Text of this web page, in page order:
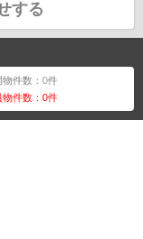
する
物件数：0件
物件数：0件